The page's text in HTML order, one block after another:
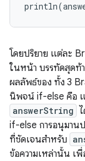
println(
โดยปริยาย แต่ละ
ในหน้า บรรทัดสุดท้
ผลลัพธ์ของ ทั้ง 3
นิพจน์ if-else คือ
answerString
if-else การอนุมานป
ที่ชัดเจนสำหรับ
ข้อความเหล่านั้น เ